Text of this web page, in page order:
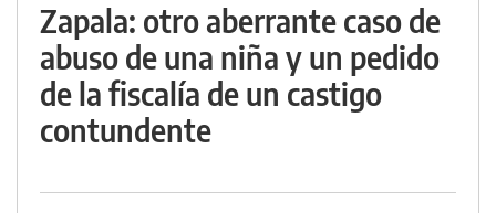
Zapala: otro aberrante caso de
abuso de una niña y un pedido
de la fiscalía de un castigo
contundente